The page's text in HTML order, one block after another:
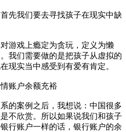
我们要去寻找孩子在现实中缺
戏上瘾定为贪玩，定义为懒
我们需要做的是把孩子从虚拟的
现实当中感受到有爱有肯定。
账户余额充裕
案例之后，我想说：中国很多
不欣赏。所以如果说我们和孩子
行账户一样的话，银行账户的余